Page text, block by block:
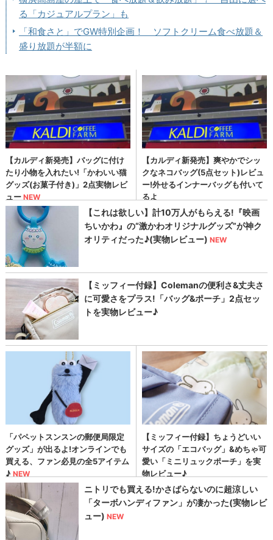
る「カジュアルプラン」も
「和食さと」でGW特別企画！ ソフトクリーム食べ放題＆
盛り放題が半額に